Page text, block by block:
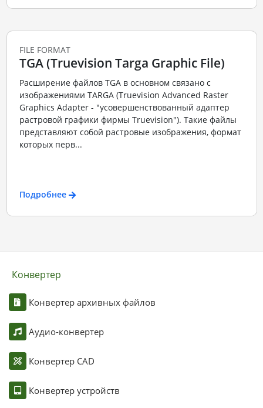
FILE FORMAT
TGA (Truevision Targa Graphic File)
Расширение файлов TGA в основном связано с
изображениями TARGA (Truevision Advanced Raster
Graphics Adapter - "усовершенствованный адаптер
растровой графики фирмы Truevision"). Такие файлы
представляют собой растровые изображения, формат
которых перв...
Подробнее
Конвертер
Конвертер архивных файлов
Аудио-конвертер
Конвертер CAD
Конвертер устройств